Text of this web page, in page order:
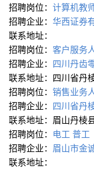
招聘岗位： 计算机教
招聘企业： 华西证券
联系地址：
招聘岗位： 客户服务
招聘企业： 四川丹齿
联系地址：四川省丹
招聘岗位： 销售业务
招聘企业： 四川省丹
联系地址：眉山丹棱
招聘岗位： 电工 普工
招聘企业： 眉山市金
联系地址：